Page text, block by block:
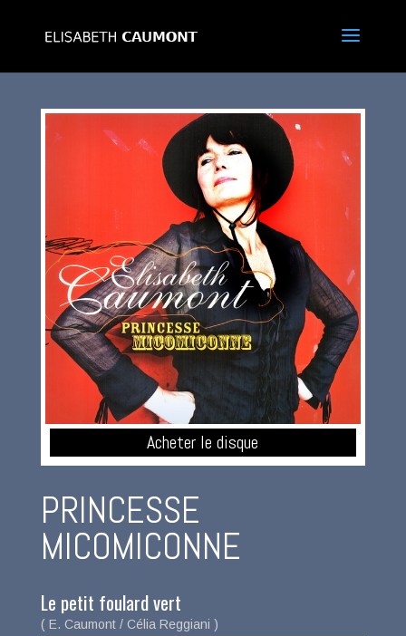
Acheter le disque
PRINCESSE
MICOMICONNE
Le petit foulard vert
( E. Caumont / Célia Reggiani )